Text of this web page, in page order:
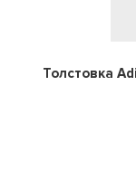
Толстовка